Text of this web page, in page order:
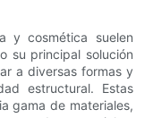
y cosmética suelen
su principal solución
a diversas formas y
estructural. Estas
gama de materiales,